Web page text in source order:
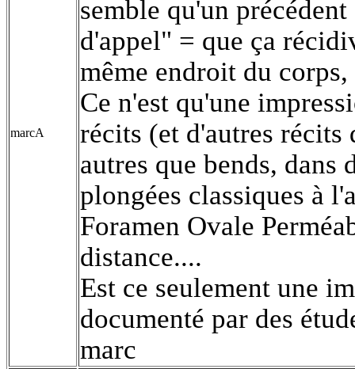
marcA
semble qu'un
d'appel" = que ça
même endroit du
Ce n'est qu'une
récits (et d'autres
autres que bends, dans
plongées classiques à
Foramen Ovale
distance....
Est ce seulement une
documenté par des
marc